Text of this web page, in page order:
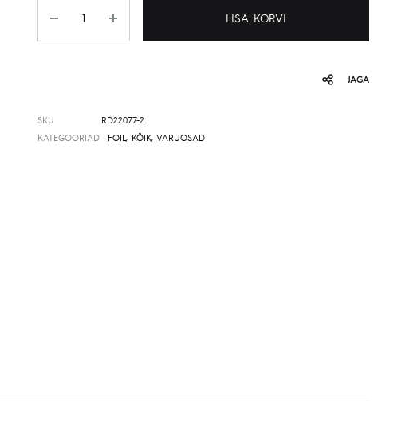
LISA KORVI
JAGA
SKU
RD22077-2
KATEGOORIAD
FOIL, KÕIK, VARUOSAD